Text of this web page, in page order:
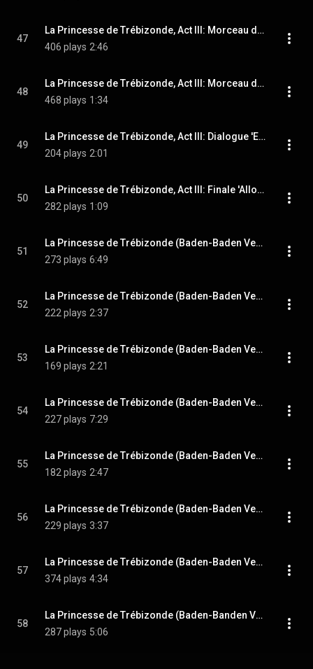
47
La Princesse de Trébizonde, Act III: Morceau d'ensemble 'O malvoisie' (Raphael, Zanetta, Regina, Sparadrap, Tremolini, Chorus)
406 plays 2:46
48
La Princesse de Trébizonde, Act III: Morceau d'ensemble 'La la la la' (Chorus)
468 plays 1:34
49
La Princesse de Trébizonde, Act III: Dialogue 'Ecoutez, on a frappe' (Paola, Casimir, Sparadrap, Raphael, Regina, Cabriolo)
204 plays 2:01
50
La Princesse de Trébizonde, Act III: Finale 'Allons Mariez-vous tous' (Casimir, Zanetta, Chorus)
282 plays 1:09
51
La Princesse de Trébizonde (Baden-Baden Version), Act I: Choeur et scene 'Fetons l'anniversaire' (Chorus, Cicognini, jeunes filles, Cabriolo, le Baron, Regina, Paola)
273 plays 6:49
52
La Princesse de Trébizonde (Baden-Baden Version), Act I: Couplets de Zanetta 'Pardon papa' (Zanetta)
222 plays 2:37
53
La Princesse de Trébizonde (Baden-Baden Version), Act I: Romance de Raphael 'Elle agitait son eventail' (Raphael)
169 plays 2:21
54
La Princesse de Trébizonde (Baden-Baden Version), Act I: Quatuor 'Oh les belles femmes' (Sparadrap, Casimir, Regina, Paola)
227 plays 7:29
55
La Princesse de Trébizonde (Baden-Baden Version): Entracte to Act II
182 plays 2:47
56
La Princesse de Trébizonde (Baden-Baden Version), Act II: Choeur et ensemble 'Non ! Rien ne vaut ce musee' (Chorus, Tremolini, Pietro, Carlo, Peppo, Horcio)
229 plays 3:37
57
La Princesse de Trébizonde (Baden-Baden Version), Act II: Duo avec choeur 'Quand un papa part' (Zanetta, Raphael, Chorus)
374 plays 4:34
58
La Princesse de Trébizonde (Baden-Banden Version), Act II: Trio du melon 'Que c'est bon le melon' (Regina, Tremolini, Zanetta, Raphael)
287 plays 5:06